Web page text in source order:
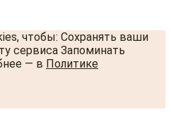
чтобы: Сохранять ваши
сервиса Запоминать
— в Политике